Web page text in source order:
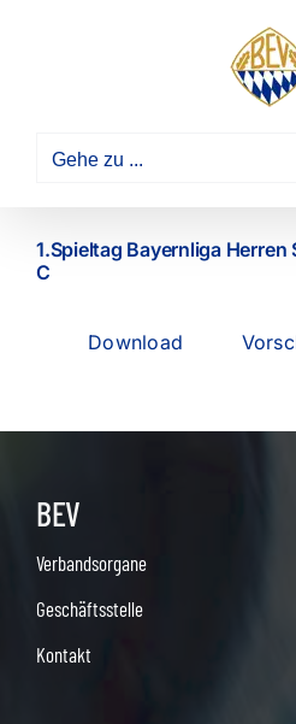
Gehe zu ...
1.Spieltag Bayernliga
C
Download
BEV
Verbandsorgane
Geschäftsstelle
Kontakt